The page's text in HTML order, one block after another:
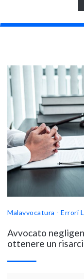
Malavvocatura - Errori
Avvocato
ottenere un